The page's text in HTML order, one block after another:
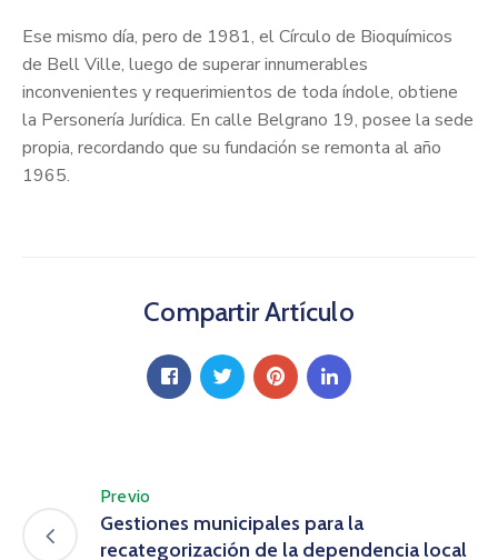
Ese mismo día, pero de 1981, el Círculo de Bioquímicos
de Bell Ville, luego de superar innumerables
inconvenientes y requerimientos de toda índole, obtiene
la Personería Jurídica. En calle Belgrano 19, posee la sede
propia, recordando que su fundación se remonta al año
1965.
Compartir Artículo
Previo
Gestiones municipales para la
recategorización de la dependencia local